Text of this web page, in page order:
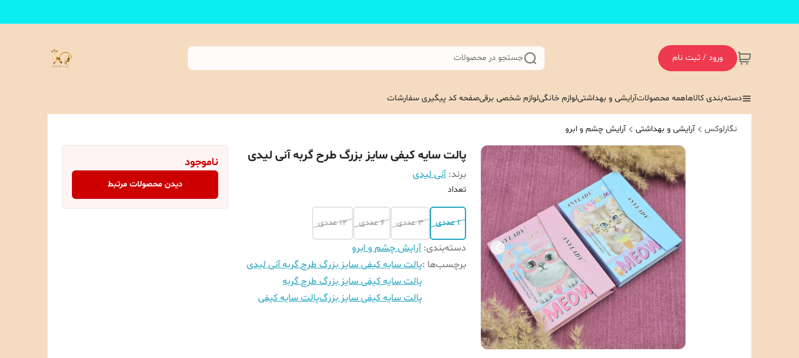
ورود / ثبت نام جستجو در محصولات
دسته‌بندی کالاهاهمه محصولاتآرایشی و بهداشتیلوازم خانگیلوازم شخصی برقیصفحه کد پیگیری سفارشات
نگارلوکس آرایشی و بهداشتی آرایش چشم و ابرو
پالت سایه کیفی سایز بزرگ طرح گربه آنی لیدی
برند: آنی لیدی
تعداد
1 عددی 3 عددی 6 عددی 12 عددی
دسته‌بندی:آرایش چشم و ابرو
برچسب‌ها :پالت سایه کیفی سایز بزرگ طرح گربه آنی لیدی
پالت سایه کیفی سایز بزرگ طرح گربه
پالت سایه کیفی سایز بزرگپالت سایه کیفی
ناموجود
دیدن محصولات مرتبط